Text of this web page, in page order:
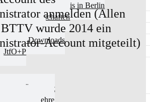
Schulsport Tischtennis in Berlin
mini-Meisterschaften
Kinderschutz
Jugend Downloads
JtfO+P
Lehre Übersicht
Aktuelles Lehre
anmelden (Allen
wurde 2014 ein
Account mitgeteilt)